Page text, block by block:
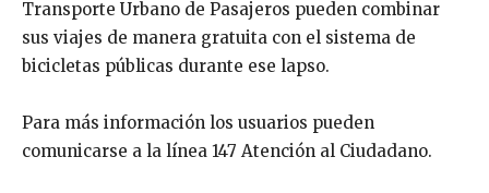
Transporte Urbano de Pasajeros pueden combinar
sus viajes de manera gratuita con el sistema de
bicicletas públicas durante ese lapso.
Para más información los usuarios pueden
comunicarse a la línea 147 Atención al Ciudadano.